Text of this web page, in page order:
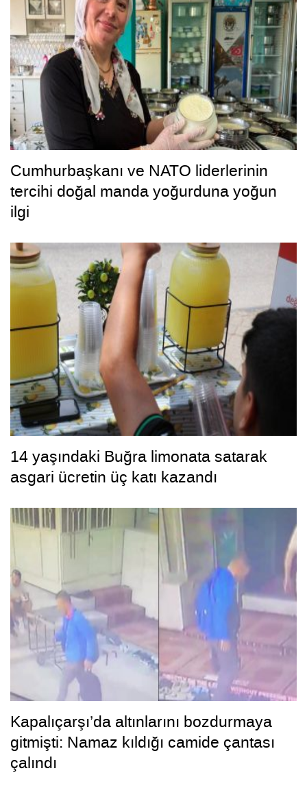
Cumhurbaşkanı ve NATO liderlerinin
tercihi doğal manda yoğurduna yoğun
ilgi
14 yaşındaki Buğra limonata satarak
asgari ücretin üç katı kazandı
Kapalıçarşı’da altınlarını bozdurmaya
gitmişti: Namaz kıldığı camide çantası
çalındı